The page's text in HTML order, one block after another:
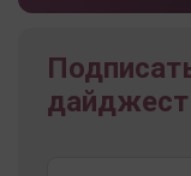
дайджест